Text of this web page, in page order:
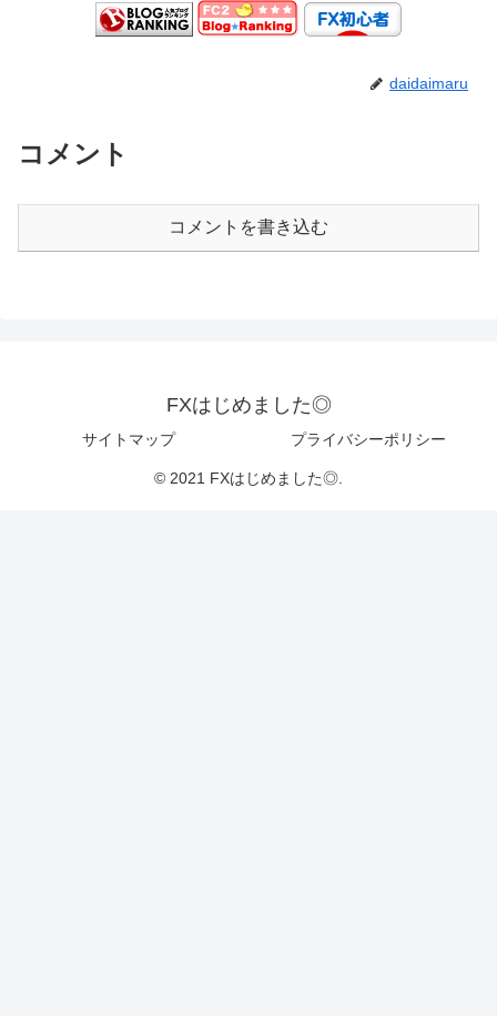
daidaimaru
コメント
コメントを書き込む
FXはじめました◎
サイトマップ プライバシーポリシー
© 2021 FXはじめました◎.